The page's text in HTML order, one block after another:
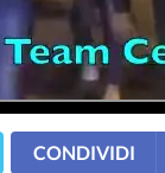
CONDIVIDI